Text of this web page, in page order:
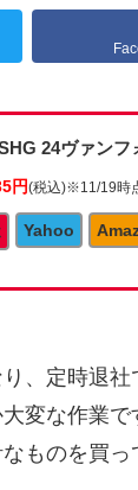
24ヴァンフ
円(税込)※11/19時
Yahoo
、定時退
変な作業
ものを買っ